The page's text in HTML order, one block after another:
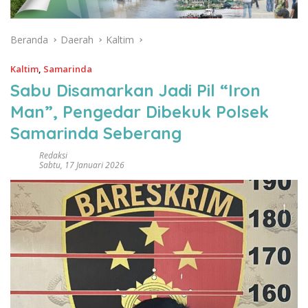
Beranda Daerah Kaltim
Kaltim, Samarinda
Sabu Disamarkan Jadi Pil “Iron
Man”, Pengedar Dibekuk Polsek
Samarinda Seberang
Redaksi
Sabtu, 17 Januari 2026